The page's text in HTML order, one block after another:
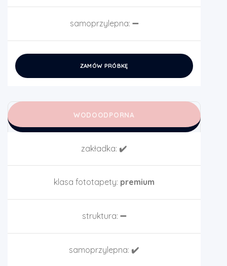
samoprzylepna: ➖
ZAMÓW PRÓBKĘ
WODOODPORNA
zakładka: ✔️
klasa fototapety: premium
struktura: ➖
samoprzylepna: ✔️